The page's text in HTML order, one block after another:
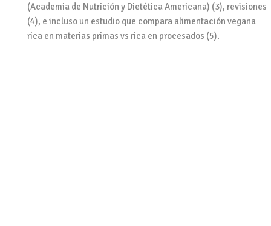
(Academia de Nutrición y Dietética Americana) (3), revisiones
(4), e incluso un estudio que compara alimentación vegana
rica en materias primas vs rica en procesados (5).